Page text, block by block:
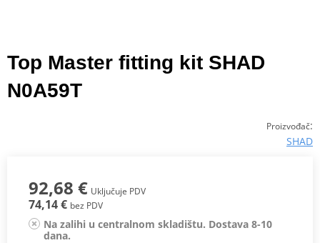
Top Master fitting kit SHAD
N0A59T
Proizvođač:
SHAD
92,68 € Uključuje PDV
74,14 € bez PDV
Na zalihi u centralnom skladištu. Dostava 8-10
dana.